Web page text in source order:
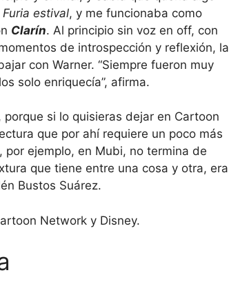
Furia estival, y me funcionaba como
Clarín. Al principio sin voz en off, con
de introspección y reflexión, la
con Warner. “Siempre fueron muy
solo enriquecía”, afirma.
si lo quisieras dejar en Cartoon
que por ahí requiere un poco más
ejemplo, en Mubi, no termina de
que tiene entre una cosa y otra, era
Bustos Suárez.